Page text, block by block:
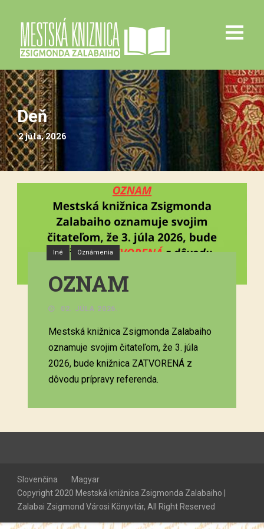
Deň
2 júla, 2026
Iné Oznámenia
OZNAM
02. JÚLA 2026.
Mestská knižnica Zsigmonda Zalabaiho
oznamuje svojim čitateľom, že 3. júla
2026, bude knižnica ZATVORENÁ z
dôvodu prípravy referenda.
Slovenčina
Magyar
Copyright 2020 Mestská knižnica Zsigmonda Zalabaiho |
Zalabai Zsigmond Városi Könyvtár, All Right Reserved